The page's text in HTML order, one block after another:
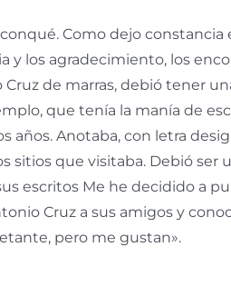
Como dejo
y los agradecimiento, los
Cruz de marras, debió tener
que tení­a la maní­a de
años. Anotaba, con letra
sitios que visitaba. Debió
escritos Me he decidido a
Cruz a sus amigos y
pero me gustan».